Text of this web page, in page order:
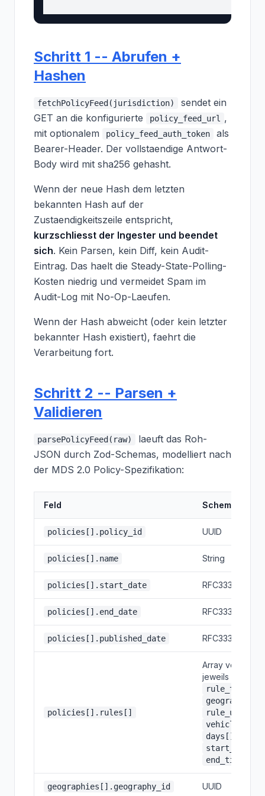
Schritt 1 -- Abrufen +
Hashen
fetchPolicyFeed(jurisdiction)
sendet ein
GET an die konfigurierte
policy_feed_url
,
mit optionalem
policy_feed_auth_token
als
Bearer-Header. Der vollstaendige Antwort-
Body wird mit sha256 gehasht.
Wenn der neue Hash dem letzten
bekannten Hash auf der
Zustaendigkeitszeile entspricht,
kurzschliesst der Ingester und beendet
sich. Kein Parsen, kein Diff, kein Audit-
Eintrag. Das haelt die Steady-State-Polling-
Kosten niedrig und vermeidet Spam im
Audit-Log mit No-Op-Laeufen.
Wenn der Hash abweicht (oder kein letzter
bekannter Hash existiert), faehrt die
Verarbeitung fort.
Schritt 2 -- Parsen +
Validieren
parsePolicyFeed(raw)
laeuft das Roh-
JSON durch Zod-Schemas, modelliert nach
der MDS 2.0 Policy-Spezifikation:
Feld Schema
policies[].policy_id UUID
policies[].name String
policies[].start_date RFC3339
policies[].end_date RFC3339,
policies[].published_date RFC3339
policies[].rules[]
Array von
jeweils mit
rule_type
geographies
rule_units
days[]
start_time
end_time
geographies[].geography_id UUID